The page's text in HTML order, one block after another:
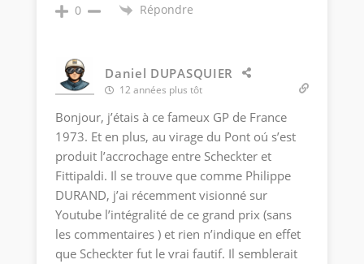
0 Répondre
Daniel DUPASQUIER
12 années plus tôt
Bonjour, j’étais à ce fameux GP de France
1973. Et en plus, au virage du Pont oú s’est
produit l’accrochage entre Scheckter et
Fittipaldi. Il se trouve que comme Philippe
DURAND, j’ai récemment visionné sur
Youtube l’intégralité de ce grand prix (sans
les commentaires ) et rien n’indique en effet
que Scheckter fut le vrai fautif. Il semblerait